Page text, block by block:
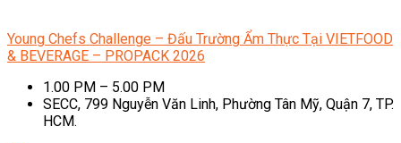
Young Chefs Challenge – Đấu Trường Ẩm Thực Tại VIETFOOD
& BEVERAGE – PROPACK 2026
1.00 PM – 5.00 PM
SECC, 799 Nguyễn Văn Linh, Phường Tân Mỹ, Quận 7, TP.
HCM.